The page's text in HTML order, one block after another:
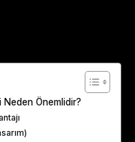
Neden Önemlidir?